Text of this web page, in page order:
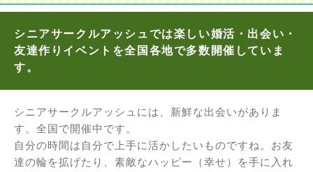
シニアサークルアッシュでは楽しい婚活・出会い・
友達作りイベントを全国各地で多数開催していま
す。
シニアサークルアッシュには、新鮮な出会いがありま
す。全国で開催中です。
自分の時間は自分で上手に活かしたいものですね。お友
達の輪を拡げたり、素敵なハッピー（幸せ）を手に入れ